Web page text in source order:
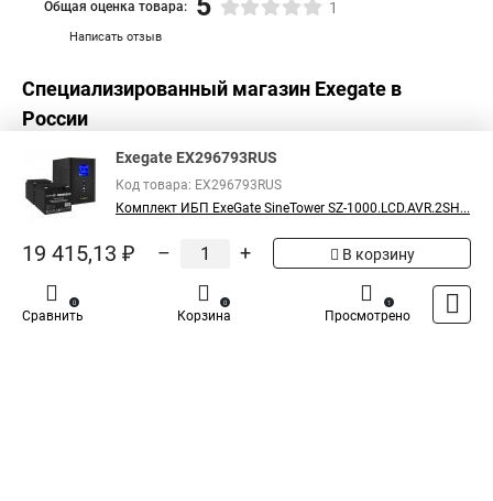
Написать отзыв
Общая оценка товара: 1
Специализированный магазин Exegate в
России
Exegate EX296793RUS
Код товара: EX296793RUS
Комплект ИБП ExeGate SineTower SZ-1000.LCD.AVR.2SH...
19 415,13 ₽ – + В корзину
Сравнить
0
Корзина
0
Просмотрено
1